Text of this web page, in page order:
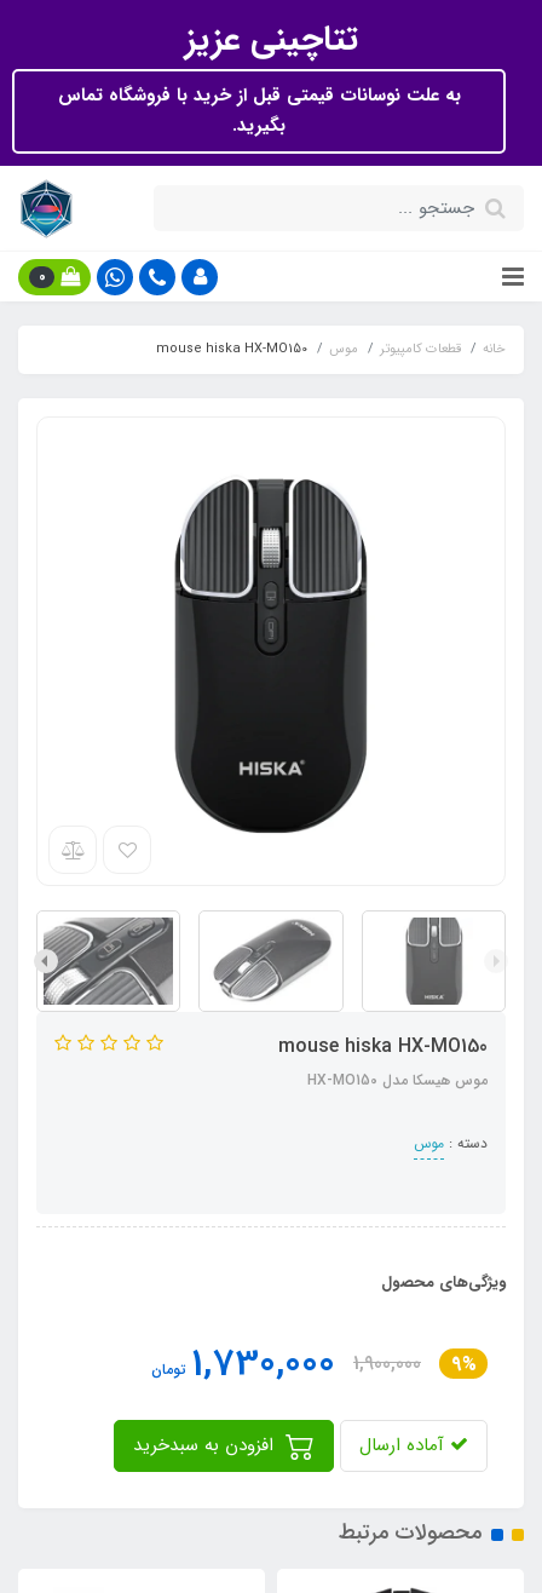
تتاچینی عزیز
به علت نوسانات قیمتی قبل از خرید با فروشگاه تماس
بگیرید.
0
خانه قطعات کامپیوتر موس mouse hiska HX-MO150
mouse hiska HX-MO150
موس هیسکا مدل HX-MO150
دسته : موس
ویژگی‌های محصول
9%
1,900,000
1,730,000 تومان
آماده ارسال
محصولات مرتبط